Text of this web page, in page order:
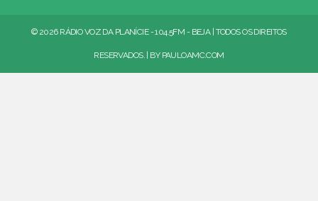
© 2026 RÁDIO VOZ DA PLANÍCIE - 104.5FM - BEJA | TODOS OS DIREITOS
RESERVADOS. | BY PAULOAMC.COM